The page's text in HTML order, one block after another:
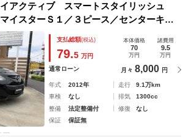
アクティブ スマートスタイリッシュ
イスターＳ１／３ピース／センターキャ
、フジツボマフラー、リアベンツ仕様、
ビ、ドライブレコーダー、前後速度取締
ング
支払総額(税込)
79.5 万円
本体価格
70
万円
諸費用
9.5
万円
通常ローン 月々 8,000 円
年式 2012年 走行
9.1万km
車検
なし 排気
1300cc
整備
法定整備付 修復
なし
保証
保証無